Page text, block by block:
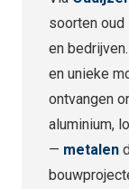
soorten
en
en unieke
ontvangen
aluminium,
— metalen